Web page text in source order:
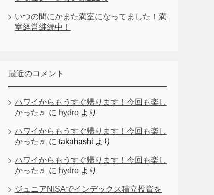
いつの間にかまた満室になってました！満
室経営継続中！
最近のコメント
ハワイからもうすぐ帰ります！今回も楽し
かった♬
に hydro より
ハワイからもうすぐ帰ります！今回も楽し
かった♬
に takahashi より
ハワイからもうすぐ帰ります！今回も楽し
かった♬
に hydro より
ジュニアNISAでインデックス積立投資を